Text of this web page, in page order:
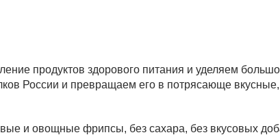
продуктов здорового питания и уделяем
России и превращаем его в потрясающе
и овощные фрипсы, без сахара, без вкусовых